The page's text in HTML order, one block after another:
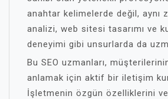
anahtar kelimelerde değil, aynı
analizi, web sitesi tasarımı ve
deneyimi gibi unsurlarda da
Bu SEO uzmanları,
anlamak için aktif bir iletişim
İşletmenin özgün özelliklerini